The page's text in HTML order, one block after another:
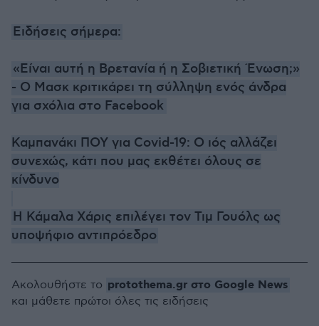
Ειδήσεις σήμερα:
«Είναι αυτή η Βρετανία ή η Σοβιετική Ένωση;»
- Ο Μασκ κριτικάρει τη σύλληψη ενός άνδρα
για σχόλια στο Facebook
Καμπανάκι ΠΟΥ για Covid-19: Ο ιός αλλάζει
συνεχώς, κάτι που μας εκθέτει όλους σε
κίνδυνο
Η Κάμαλα Χάρις επιλέγει τον Τιμ Γουόλς ως
υποψήφιο αντιπρόεδρο
Ακολουθήστε το protothema.gr στο Google News
και μάθετε πρώτοι όλες τις ειδήσεις